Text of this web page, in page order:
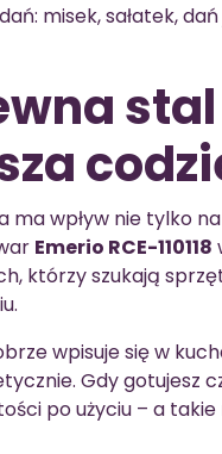
misek, sałatek,
ma wpływ nie tylko
Emerio RCE-110118
którzy szukają
wpisuje się w
Gdy gotujesz
po użyciu – a